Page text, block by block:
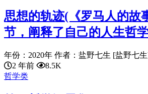
思想的轨迹(《罗马人的故
节，阐释了自己的人生哲
年份：2020年 作者：盐野七生 [盐野七
2 年前
8.5K
哲学类